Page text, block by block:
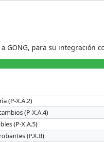
GONG, para su integración
(P-X.A.2)
(P-X.A.4)
(P-X.A.5)
(P.X.B)